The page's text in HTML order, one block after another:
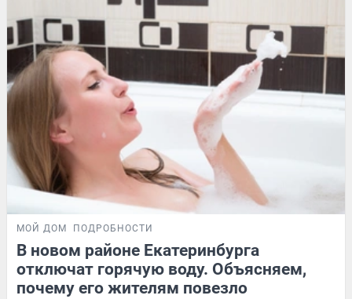
МОЙ ДОМ ПОДРОБНОСТИ
В новом районе Екатеринбурга
отключат горячую воду. Объясняем,
почему его жителям повезло